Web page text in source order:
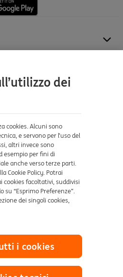
dei
cookies. Alcuni sono
e servono per l’uso del
altri invece sono
esempio per fini di
anche verso terze parti.
Cookie Policy. Potrai
cookies facoltativi, suddivisi
su “Esprimo Preferenze”.
dei singoli cookies,
i cookies